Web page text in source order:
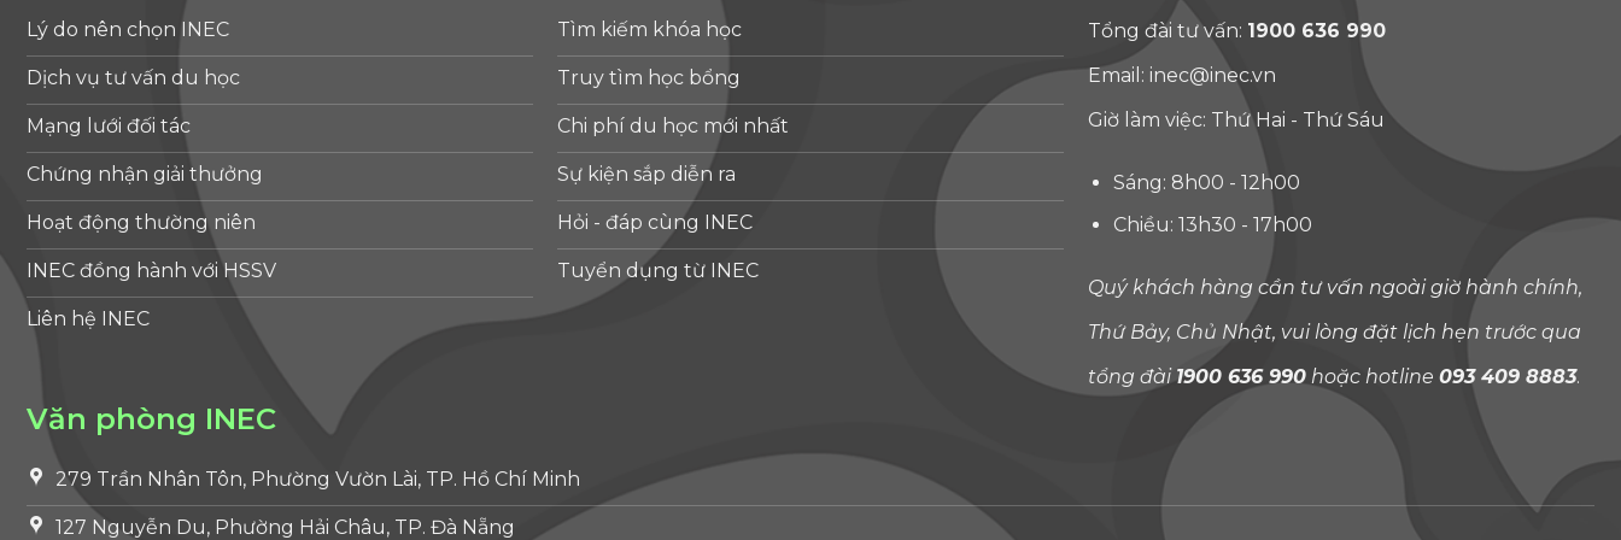
Lý do nên chọn INEC
Dịch vụ tư vấn du học
Mạng lưới đối tác
Chứng nhận giải thưởng
Hoạt động thường niên
INEC đồng hành với HSSV
Liên hệ INEC
Tìm kiếm khóa học
Truy tìm học bổng
Chi phí du học mới nhất
Sự kiện sắp diễn ra
Hỏi - đáp cùng INEC
Tuyển dụng từ INEC
Tổng đài tư vấn: 1900 636 990
Email: inec@inec.vn
Giờ làm việc: Thứ Hai - Thứ Sáu
Sáng: 8h00 - 12h00
Chiều: 13h30 - 17h00
Quý khách hàng cần tư vấn ngoài giờ hành chính,
Thứ Bảy, Chủ Nhật, vui lòng đặt lịch hẹn trước qua
tổng đài1900 636 990 hoặc hotline 093 409 8883.
Văn phòng INEC
279 Trần Nhân Tôn, Phường Vườn Lài, TP. Hồ Chí Minh
127 Nguyễn Du, Phường Hải Châu, TP. Đà Nẵng